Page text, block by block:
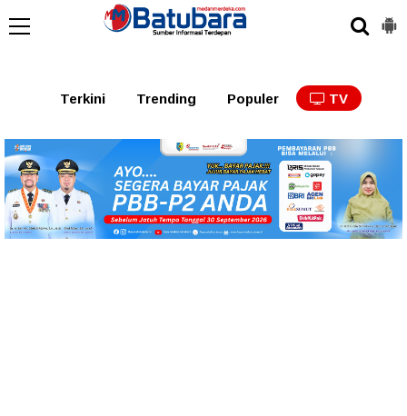
Terkini Trending Populer TV